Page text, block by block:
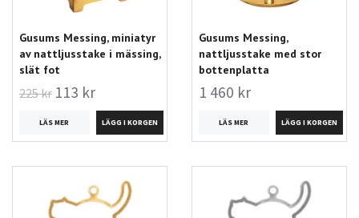
Gusums Messing, miniatyr
av nattljusstake i mässing,
slät fot
225 kr 113 kr
LÄS MER
Gusums Messing,
nattljusstake med stor
bottenplatta
1 460 kr
LÄS MER